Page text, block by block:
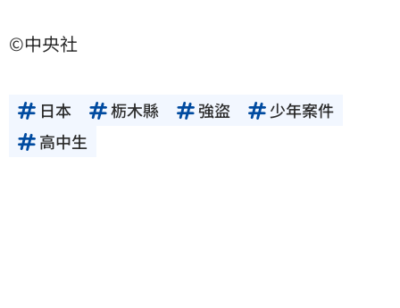
©中央社
日本 栃木縣 強盜
少年案件
高中生